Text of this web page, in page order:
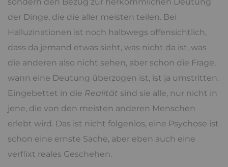
der Dinge, die die aller meisten teilen. Bei
Halluzinationen ist noch halbwegs offensichtlich,
dass da jemand etwas sieht, was nicht da ist, was
die anderen also nicht sehen, aber schon die Frage,
wann eine Deutung überzogen ist, ist ja umstritten.
Eingebettet in die Realität sind sie alle, nur nicht in
jene, die von den meisten anderen Menschen
erlebt wird. Das ist nicht folgenlos, eine Psychose ist
schon eine ernste Sache, aber eben auch eine
verflixt reales Geschehen.